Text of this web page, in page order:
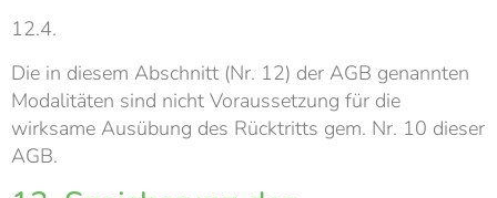
12.4.
Die in diesem Abschnitt (Nr. 12) der AGB genannten
Modalitäten sind nicht Voraussetzung für die
wirksame Ausübung des Rücktritts gem. Nr. 10 dieser
AGB.